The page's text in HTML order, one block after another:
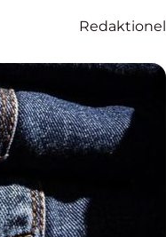
Redaktionel